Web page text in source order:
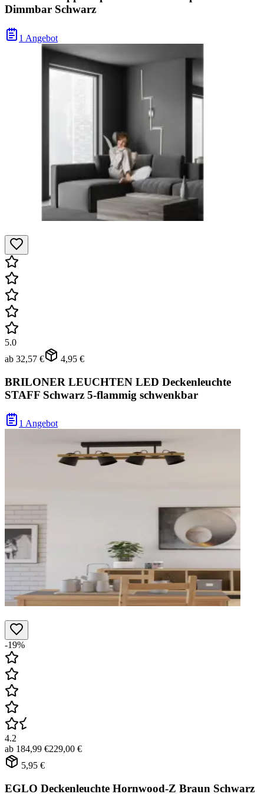
Dimmbar Schwarz
1 Angebot
5.0
ab 32,57 € 4,95 €
BRILONER LEUCHTEN LED Deckenleuchte
STAFF Schwarz 5-flammig schwenkbar
1 Angebot
-19%
4.2
ab 184,99 €229,00 €
5,95 €
EGLO Deckenleuchte Hornwood-Z Braun Schwarz